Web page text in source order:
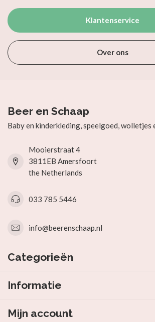
Klantenservice
Over ons
Beer en Schaap
Baby en kinderkleding, speelgoed, wolletjes
Mooierstraat 4
3811EB Amersfoort
the Netherlands
033 785 5446
info@beerenschaap.nl
Categorieën
Informatie
Mijn account